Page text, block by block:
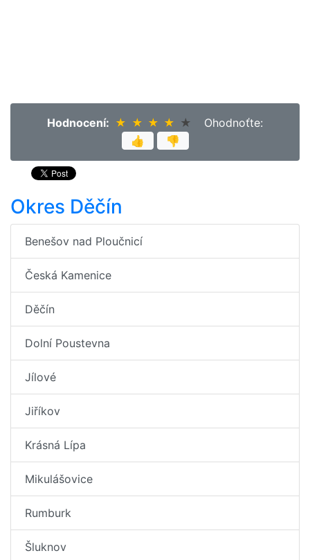
Hodnocení: ★ ★ ★ ★ ★
★ ★ ★ ★ ★
Ohodnoťte:
👍
👎
Okres Děčín
Benešov nad Ploučnicí
Česká Kamenice
Děčín
Dolní Poustevna
Jílové
Jiříkov
Krásná Lípa
Mikulášovice
Rumburk
Šluknov